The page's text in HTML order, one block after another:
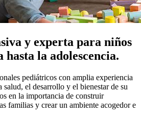
y experta para niños
hasta la adolescencia.
pediátricos con amplia experiencia
salud, el desarrollo y el bienestar de su
en la importancia de construir
familias y crear un ambiente acogedor e